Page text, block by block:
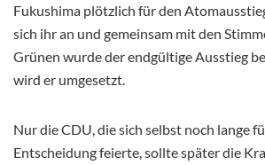
Fukushima plötzlich für den
sich ihr an und gemeinsam mit den
Grünen wurde der endgültige Ausstieg
wird er umgesetzt.
Nur die CDU, die sich selbst noch lange
Entscheidung feierte, sollte später die